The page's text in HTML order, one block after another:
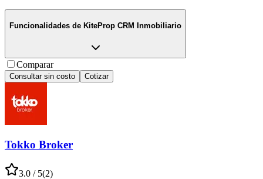
Funcionalidades de KiteProp CRM Inmobiliario
Comparar
Consultar sin costo Cotizar
Tokko Broker
3.0 / 5(2)